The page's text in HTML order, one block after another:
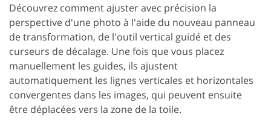
Découvrez comment ajuster avec précision la
perspective d'une photo à l'aide du nouveau panneau
de transformation, de l'outil vertical guidé et des
curseurs de décalage. Une fois que vous placez
manuellement les guides, ils ajustent
automatiquement les lignes verticales et horizontales
convergentes dans les images, qui peuvent ensuite
être déplacées vers la zone de la toile.